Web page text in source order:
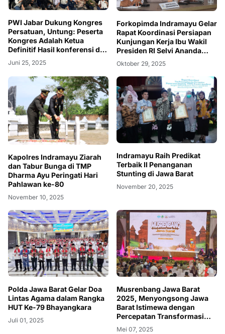
PWI Jabar Dukung Kongres
Persatuan, Untung: Peserta
Kongres Adalah Ketua
Definitif Hasil konferensi dan
Bukan Plt yang Ditunjuk
Juni 25, 2025
Forkopimda Indramayu Gelar
Rapat Koordinasi Persiapan
Kunjungan Kerja Ibu Wakil
Presiden RI Selvi Ananda
Gibran
Oktober 29, 2025
Kapolres Indramayu Ziarah
dan Tabur Bunga di TMP
Dharma Ayu Peringati Hari
Pahlawan ke-80
November 10, 2025
Indramayu Raih Predikat
Terbaik II Penanganan
Stunting di Jawa Barat
November 20, 2025
Polda Jawa Barat Gelar Doa
Lintas Agama dalam Rangka
HUT Ke-79 Bhayangkara
Juli 01, 2025
Musrenbang Jawa Barat
2025, Menyongsong Jawa
Barat Istimewa dengan
Percepatan Transformasi
Layanan Dasar
Mei 07, 2025